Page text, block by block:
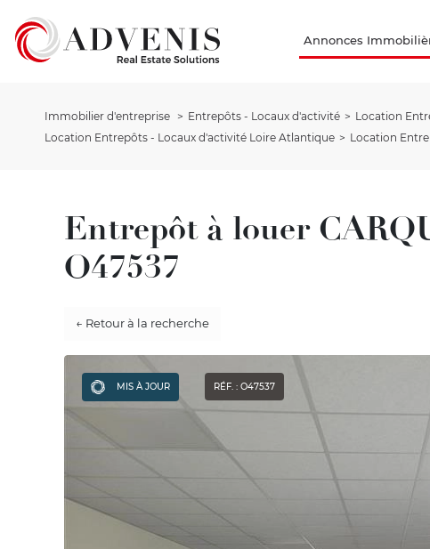
Annonces
Immobilier d'entreprise Entrepôts - Locaux d'activité Location
Location Entrepôts - Locaux d'activité Loire Atlantique
Location
Entrepôt à louer
O47537
← Retour à la recherche
MIS À JOUR RÉF. : O47537